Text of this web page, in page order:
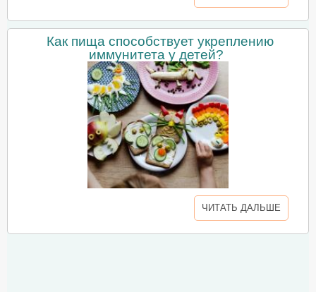
Как пища способствует укреплению
иммунитета у детей?
ЧИТАТЬ ДАЛЬШЕ